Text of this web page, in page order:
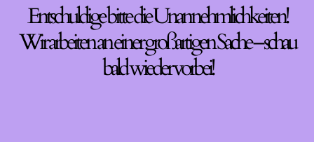
Entschuldige bitte die Unannehmlichkeiten!
Wir arbeiten an einer großartigen Sache – schau
bald wieder vorbei!